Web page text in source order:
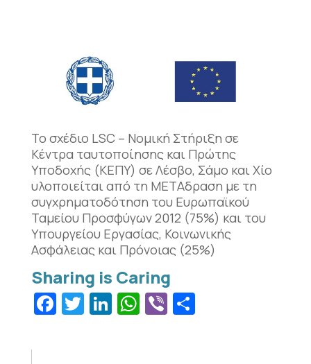
Το σχέδιο LSC – Νομική Στήριξη σε
Κέντρα ταυτοποίησης και Πρώτης
Υποδοχής (ΚΕΠΥ) σε Λέσβο, Σάμο και Χίο
υλοποιείται από τη ΜΕΤΑδραση με τη
συγχρηματοδότηση του Ευρωπαϊκού
Ταμείου Προσφύγων 2012 (75%) και του
Υπουργείου Εργασίας, Κοινωνικής
Ασφάλειας και Πρόνοιας (25%)
Facebook
Twitter
LinkedIn
WhatsApp
Viber